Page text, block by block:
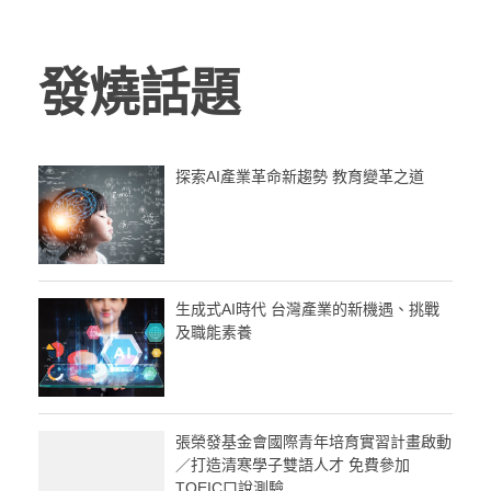
發燒話題
探索AI產業革命新趨勢 教育變革之道
生成式AI時代 台灣產業的新機遇、挑戰
及職能素養
張榮發基金會國際青年培育實習計畫啟動
／打造清寒學子雙語人才 免費參加